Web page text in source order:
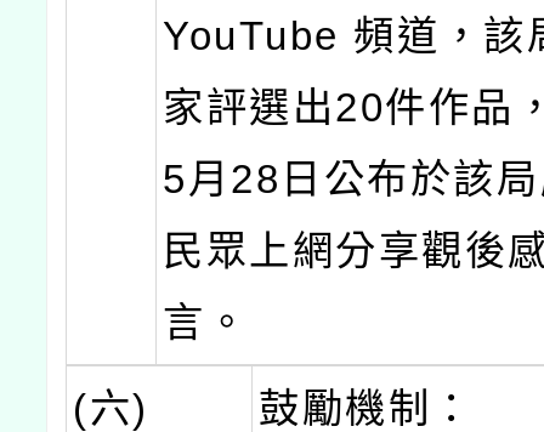
YouTube 頻道，該
家評選出20件作品
5月28日公布於該
民眾上網分享觀後
言。
(六)
鼓勵機制：